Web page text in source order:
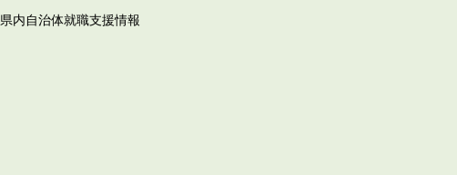
県内自治体就職支援情報